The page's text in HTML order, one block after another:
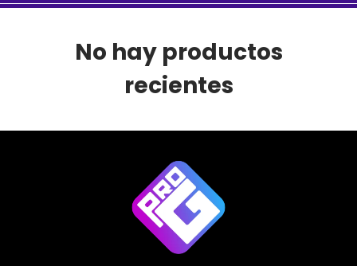
No hay productos
recientes